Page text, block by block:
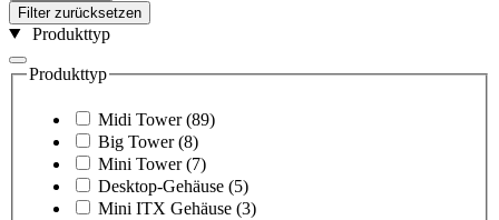
Filter zurücksetzen
Produkttyp
Produkttyp
Midi Tower (89)
Big Tower (8)
Mini Tower (7)
Desktop-Gehäuse (5)
Mini ITX Gehäuse (3)